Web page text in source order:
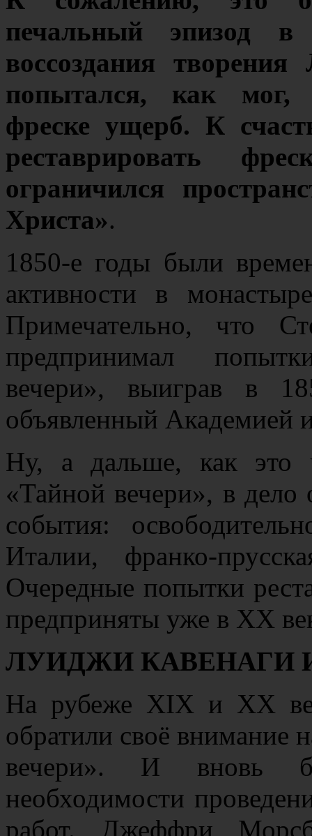
печальный эпизод в
воссоздания
попытался, как мог,
фреске ущерб. К
реставрировать
ограничился
Христа».
1850-е годы были
активности в
Примечательно, что
предпринимал
вечери», выиграв в
объявленный Академией
Ну, а дальше, как это
«Тайной вечери», в дело
события:
Италии, франко-
Очередные попытки
предприняты уже в ХХ
ЛУИДЖИ КАВЕНАГИ
На рубеже XIX и ХХ
обратили своё внимание
вечери». И вновь
необходимости
работ. Джеффри